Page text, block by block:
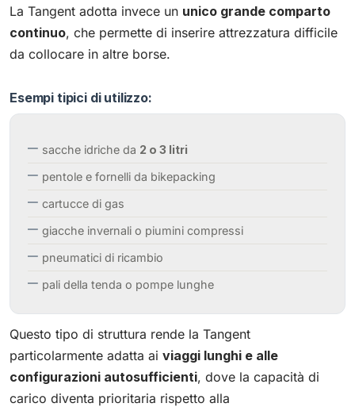
La Tangent adotta invece un unico grande comparto
continuo, che permette di inserire attrezzatura difficile
da collocare in altre borse.
Esempi tipici di utilizzo:
sacche idriche da 2 o 3 litri
pentole e fornelli da bikepacking
cartucce di gas
giacche invernali o piumini compressi
pneumatici di ricambio
pali della tenda o pompe lunghe
Questo tipo di struttura rende la Tangent
particolarmente adatta ai viaggi lunghi e alle
configurazioni autosufficienti, dove la capacità di
carico diventa prioritaria rispetto alla